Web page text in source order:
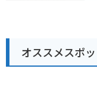
オススメスポ